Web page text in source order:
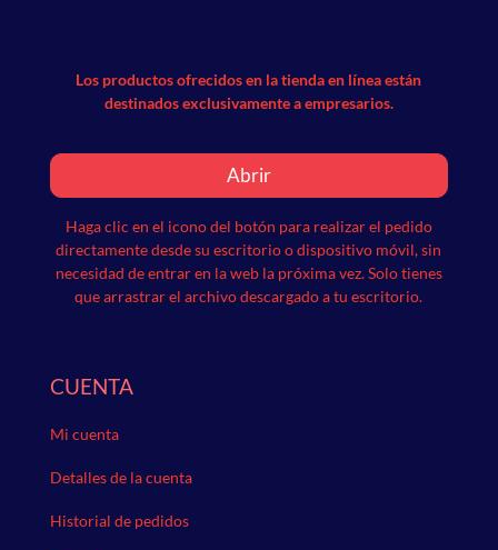
Los productos ofrecidos en la tienda en línea están
destinados exclusivamente a empresarios.
Abrir
Haga clic en el icono del botón para realizar el pedido
directamente desde su escritorio o dispositivo móvil, sin
necesidad de entrar en la web la próxima vez.Solo tienes
que arrastrar el archivo descargado a tu escritorio.
CUENTA
Mi cuenta
Detalles de la cuenta
Historial de pedidos